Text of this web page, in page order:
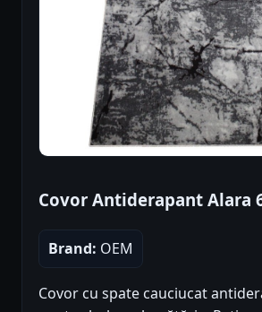
Covor Antiderapant Alara
Brand: OEM
Covor cu spate cauciucat